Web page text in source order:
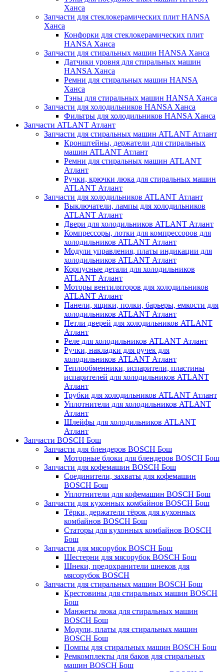
Ханса
Запчасти для стеклокерамических плит HANSA
Ханса
Конфорки для стеклокерамических плит
HANSA Ханса
Запчасти для стиральных машин HANSA Ханса
Датчики уровня для стиральных машин
HANSA Ханса
Ремни для стиральных машин HANSA
Ханса
Тэны для стиральных машин HANSA Ханса
Запчасти для холодильников HANSA Ханса
Фильтры для холодильников HANSA Ханса
Запчасти ATLANT Атлант
Запчасти для стиральных машин ATLANT Атлант
Кронштейны, держатели для стиральных
машин ATLANT Атлант
Ремни для стиральных машин ATLANT
Атлант
Ручки, крючки люка для стиральных машин
ATLANT Атлант
Запчасти для холодильников ATLANT Атлант
Выключатели, лампы для холодильников
ATLANT Атлант
Двери для холодильников ATLANT Атлант
Компрессоры, лотки для компрессоров для
холодильников ATLANT Атлант
Модули управления, платы индикации для
холодильников ATLANT Атлант
Корпусные детали для холодильников
ATLANT Атлант
Моторы вентиляторов для холодильников
ATLANT Атлант
Панели, ящики, полки, барьеры, емкости для
холодильников ATLANT Атлант
Петли дверей для холодильников ATLANT
Атлант
Реле для холодильников ATLANT Атлант
Ручки, накладки для ручек для
холодильников ATLANT Атлант
Теплообменники, испарители, пластины
испарителей для холодильников ATLANT
Атлант
Трубки для холодильников ATLANT Атлант
Уплотнители для холодильников ATLANT
Атлант
Шлейфы для холодильников ATLANT
Атлант
Запчасти BOSCH Бош
Запчасти для блендеров BOSCH Бош
Моторные блоки для блендеров BOSCH Бош
Запчасти для кофемашин BOSCH Бош
Соединители, захваты для кофемашин
BOSCH Бош
Уплотнители для кофемашин BOSCH Бош
Запчасти для кухонных комбайнов BOSCH Бош
Тёрки, держатели тёрок для кухонных
комбайнов BOSCH Бош
Статоры для кухонных комбайнов BOSCH
Бош
Запчасти для мясорубок BOSCH Бош
Шестерни для мясорубок BOSCH Бош
Шнеки, предохранители шнеков для
мясорубок BOSCH
Запчасти для стиральных машин BOSCH Бош
Крестовины для стиральных машин BOSCH
Бош
Манжеты люка для стиральных машин
BOSCH Бош
Модули, платы для стиральных машин
BOSCH Бош
Помпы для стиральных машин BOSCH Бош
Ремкомплекты для баков для стиральных
машин BOSCH Бош